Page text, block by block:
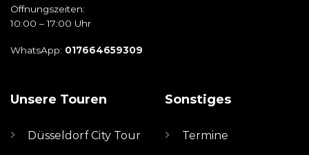
Öffnungszeiten:
10:00 – 17:00 Uhr
WhatsApp: 017664659309
Unsere Touren
Düsseldorf City Tour
Sonstiges
Termine